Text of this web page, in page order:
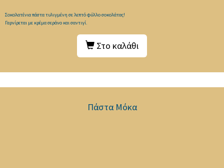
Σοκολατένια πάστα τυλιγμένη σε λεπτό φύλλο σοκολάτας!
Γαρνίρεται με κρέμα σεράνο και σαντιγί.
Στο καλάθι
Πάστα Μόκα